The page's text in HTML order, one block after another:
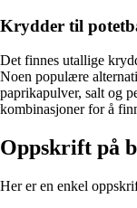
Krydder til
Det finnes utallige
Noen populære
paprikapulver, salt og
kombinasjoner for å
Oppskrift på
Her er en enkel